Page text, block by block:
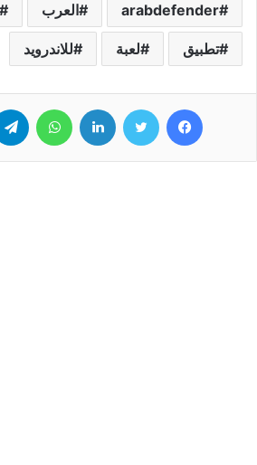
arabdefender العرب
تطبيق لعبة للاندرويد
فيسبوك تويتر لينكدإن واتساب